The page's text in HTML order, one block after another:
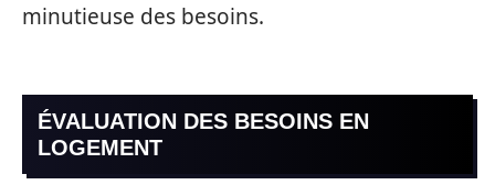
minutieuse des besoins.
ÉVALUATION DES BESOINS EN
LOGEMENT